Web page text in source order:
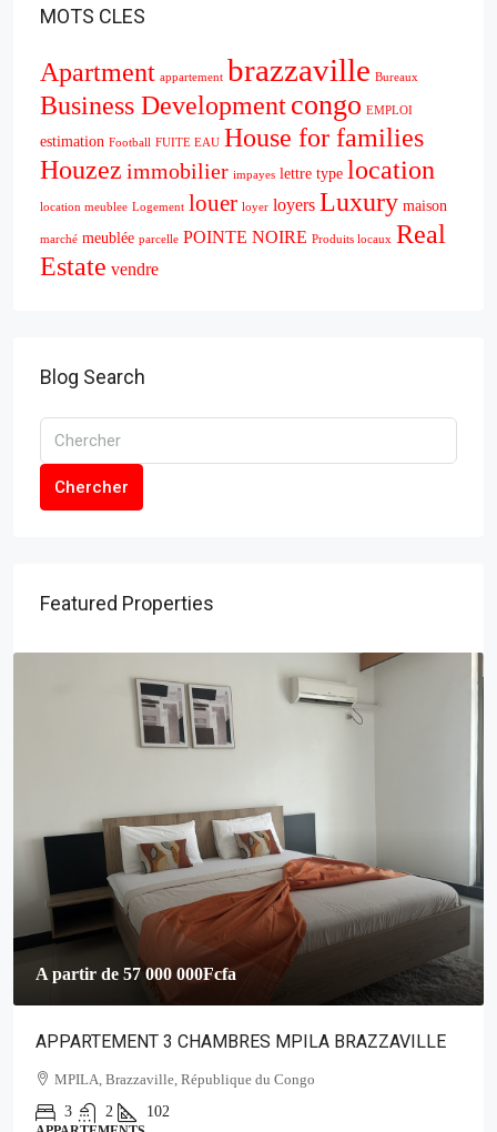
MOTS CLES
Apartment appartement brazzaville Bureaux
Business Developmentcongo EMPLOI
estimation Football FUITE EAU House for families
Houzez immobilier impayes lettre type location
location meublee Logement louer loyer loyers Luxury maison
marché meublée parcelle POINTE NOIRE Produits locaux Real
Estate vendre
Blog Search
Chercher
Featured Properties
BRAZZAVILLE
2 500 000Fcfa
VILLA D’EXCEPTION EN BORDURE DU
Bacongo, Bacongo (arrondissement 2),